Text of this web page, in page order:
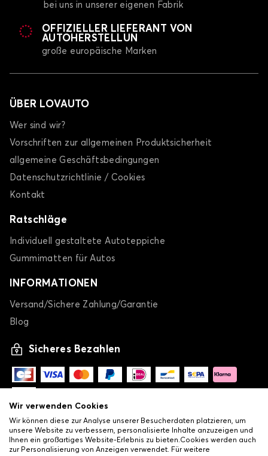
bei uns in unserer eigenen Fabrik
OFFIZIELLER LIEFERANT VON
AUTOHERSTELLUN
große europäische Marken
ÜBER LOVAUTO
Wer sind wir?
Vorschriften zur allgemeinen Produktsicherheit
allgemeine Geschäftsbedingungen
Datenschutzrichtlinie / Cookies
Kontakt
Ratschläge
Individuell gestaltete Autoteppiche
Gummimatten für Autos
INFORMATIONEN
Versand/Sichere Zahlung/Garantie
Blog
Sicheres Bezahlen
Wir verwenden Cookies
Wir können diese zur Analyse unserer Besucherdaten platzieren, um
unsere Website zu verbessern, personalisierte Inhalte anzuzeigen und
Ihnen ein großartiges Website-Erlebnis zu bieten.Cookies werden auch
zur Personalisierung von Anzeigen verwendet. Für weitere